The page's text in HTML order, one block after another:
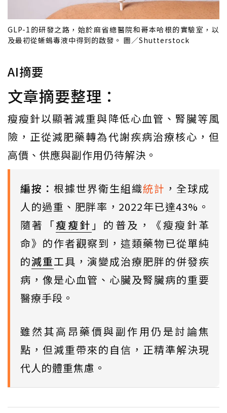
GLP-1的研發之路，始於麻省總醫院和哥本哈根的實驗室，以
及最初從蜥蜴毒液中得到的啟發。 圖／Shutterstock
AI摘要
文章摘要整理：
瘦瘦針以顯著減重與降低心血管、腎臟等風
險，正從減肥藥轉為代謝疾病治療核心，但
高價、供應與副作用仍待解決。
編按： 根據世界衛生組織統計 ，全球成
人的過重、肥胖率，2022年已達43%。
隨著「瘦瘦針 」的普及，《瘦瘦針革
命》的作者觀察到，這類藥物已從單純
的減重工具，演變成治療肥胖的併發疾
病，像是心血管、心臟及腎臟病的重要
醫療手段。
雖然其高昂藥價與副作用仍是討論焦
點，但減重帶來的自信，正精準解決現
代人的體重焦慮。